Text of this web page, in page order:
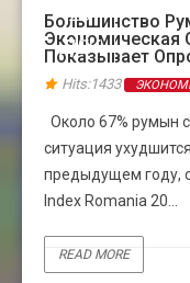
Большинство
Экономическая
Показывает
Hits:1433
Около 67% румын
ситуация
предыдущем году,
Index Romania 20...
23
ДЕК
READ MORE